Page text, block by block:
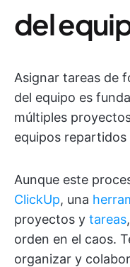
del
Asignar tareas de
del equipo es
múltiples
equipos
Aunque este
ClickUp, una
proyectos y tareas
orden en el caos.
organizar y